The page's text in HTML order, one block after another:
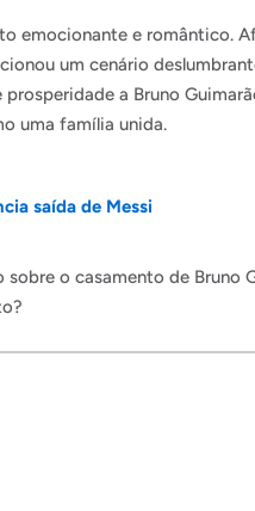
emocionante e romântico.
um cenário
a Bruno
uma família unida.
saída de Messi
o casamento de Bruno